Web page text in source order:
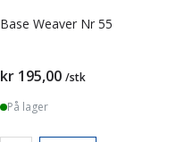
Base Weaver Nr 55
kr 195,00 /stk
På lager